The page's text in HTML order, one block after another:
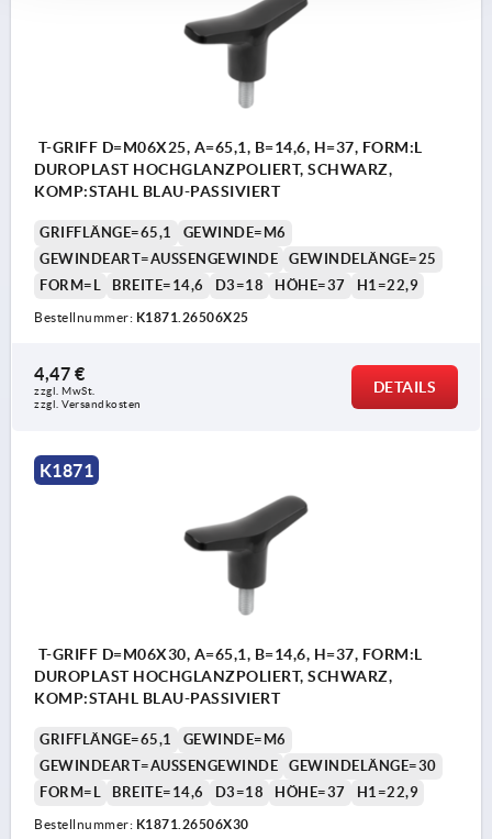
T-GRIFF D=M06X25, A=65,1, B=14,6, H=37, FORM:L
DUROPLAST HOCHGLANZPOLIERT, SCHWARZ,
KOMP:STAHL BLAU-PASSIVIERT
GRIFFLÄNGE=65,1
GEWINDE=M6
GEWINDEART=AUSSENGEWINDE
GEWINDELÄNGE=25
FORM=L
BREITE=14,6 D3=18 HÖHE=37 H1=22,9
Bestellnummer: K1871.26506X25
4,47 €
zzgl. MwSt.
zzgl. Versandkosten
DETAILS
K1871
T-GRIFF D=M06X30, A=65,1, B=14,6, H=37, FORM:L
DUROPLAST HOCHGLANZPOLIERT, SCHWARZ,
KOMP:STAHL BLAU-PASSIVIERT
GRIFFLÄNGE=65,1
GEWINDE=M6
GEWINDEART=AUSSENGEWINDE
GEWINDELÄNGE=30
FORM=L
BREITE=14,6 D3=18 HÖHE=37 H1=22,9
Bestellnummer: K1871.26506X30